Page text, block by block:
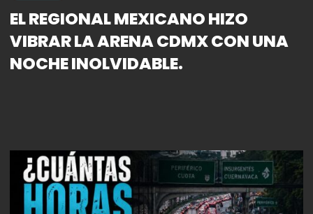
EL REGIONAL MEXICANO HIZO
VIBRAR LA ARENA CDMX CON UNA
NOCHE INOLVIDABLE.